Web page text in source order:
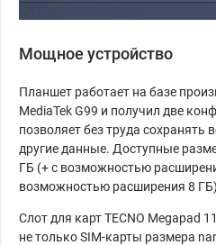
Мощное устройство
Планшет работает на базе
MediaTek G99 и получил две
позволяет без труда
другие данные. Доступные
ГБ (+ с возможностью
возможностью расширения 8
Слот для карт TECNO Megapad
не только SIM-карты размера